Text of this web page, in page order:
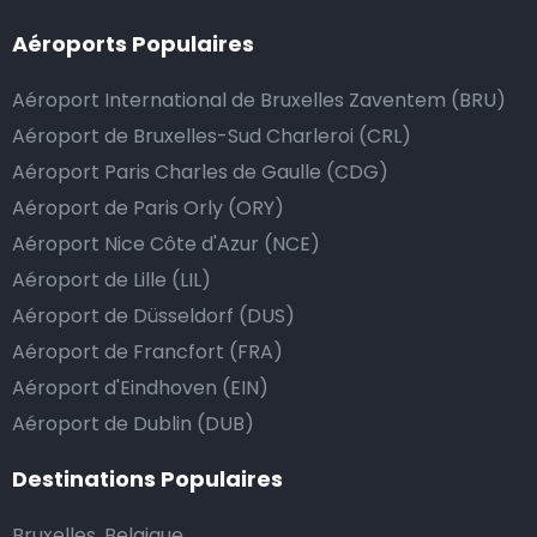
passe de la manière la plus sûre, confortable et
dépasse vos attentes, vous avez bien sûr la possibilité
de donner un pourboire.
La manière la plus simple pour ce faire est d’arrondir
le prix de la course au montant supérieur, ou de dire
au chauffeur de ne pas rendre la monnaie après lui
avoir donné un billet plus élevé que le prix de la
course.
Combien coûte une navette d’aéroport à Vila
Nova de Gaia?
L’un des plus gros avantages des transports
d’aéroport proposés par Airport Taxis est un tarif fixe
Aéroports Populaires
Aéroport International de Bruxelles Zaventem (BRU)
Aéroport de Bruxelles-Sud Charleroi (CRL)
Aéroport Paris Charles de Gaulle (CDG)
Aéroport de Paris Orly (ORY)
Aéroport Nice Côte d'Azur (NCE)
Aéroport de Lille (LIL)
Aéroport de Düsseldorf (DUS)
Aéroport de Francfort (FRA)
Aéroport d'Eindhoven (EIN)
Aéroport de Dublin (DUB)
Destinations Populaires